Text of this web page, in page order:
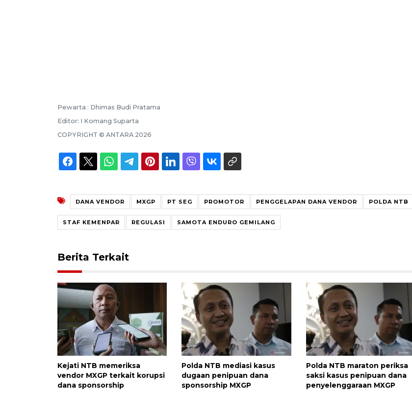
Pewarta : Dhimas Budi Pratama
Editor: I Komang Suparta
COPYRIGHT © ANTARA 2026
DANA VENDOR MXGP PT SEG PROMOTOR PENGGELAPAN DANA VENDOR POLDA NTB
STAF KEMENPAR REGULASI SAMOTA ENDURO GEMILANG
Berita Terkait
Kejati NTB memeriksa
vendor MXGP terkait korupsi
dana sponsorship
Polda NTB mediasi kasus
dugaan penipuan dana
sponsorship MXGP
Polda NTB maraton periksa
saksi kasus penipuan dana
penyelenggaraan MXGP
Sidang putusan terdakwa
pembunuhan Brigadir Nurhadi
10 March 2026 12:55 WIB